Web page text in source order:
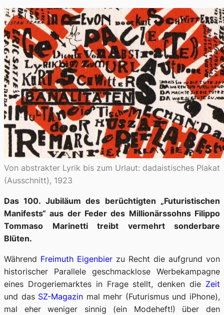
Von abstrakter Lyrik bis zum Urlaut: dadaistisches Plakat
(Ausschnitt), 1923
Das 100. Jubiläum des berüchtigten „Futuristischen
Manifests“ aus der Feder des Millionärssohns Filippo
Tommaso Marinetti treibt vermehrt sonderbare
Blüten.
Während Freimuth Eigenbier zu Recht die aufgrund von
historischer Parallele geschmacklose Werbekampagne
eines Drogeriemarktes in Frage stellt, denken die Zeit
und das SZ-Magazin mal mehr (Futurismus und iPhone),
mal eher weniger sinnig (ein Modeheft!) über den